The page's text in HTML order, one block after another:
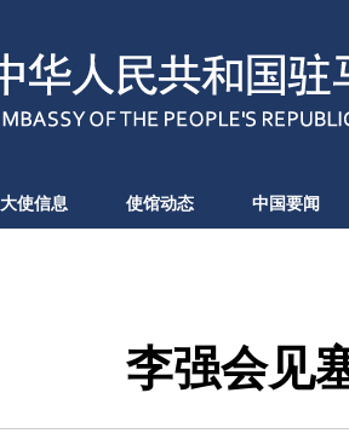
大使信息 使馆动态 中国要闻
李强会见